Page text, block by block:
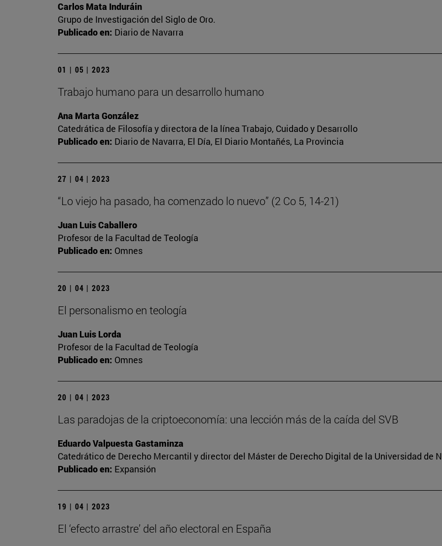
Carlos Mata Induráin
Grupo de Investigación del Siglo de Oro.
Publicado en: Diario de Navarra
01 | 05 | 2023
Trabajo humano para un desarrollo humano
Ana Marta González
Catedrática de Filosofía y directora de la línea Trabajo, Cuidado y Desarrollo
Publicado en: Diario de Navarra, El Día, El Diario Montañés, La Provincia
27 | 04 | 2023
“Lo viejo ha pasado, ha comenzado lo nuevo” (2 Co 5, 14-21)
Juan Luis Caballero
Profesor de la Facultad de Teología
Publicado en: Omnes
20 | 04 | 2023
El personalismo en teología
Juan Luis Lorda
Profesor de la Facultad de Teología
Publicado en: Omnes
20 | 04 | 2023
Las paradojas de la criptoeconomía: una lección más de la caída del SVB
Eduardo Valpuesta Gastaminza
Catedrático de Derecho Mercantil y director del Máster de Derecho Digital de la Universidad de
Publicado en: Expansión
19 | 04 | 2023
El ‘efecto arrastre’ del año electoral en España